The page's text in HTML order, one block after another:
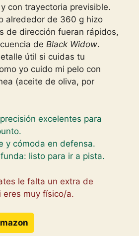
con trayectoria previsible.
alrededor de 360 g hizo
de dirección fueran rápidos,
de Black Widow.
útil si cuidas tu
yo cuido mi pelo con
(aceite de oliva, por
excelentes para
y cómoda en defensa.
listo para ir a pista.
le falta un extra de
eres muy físico/a.